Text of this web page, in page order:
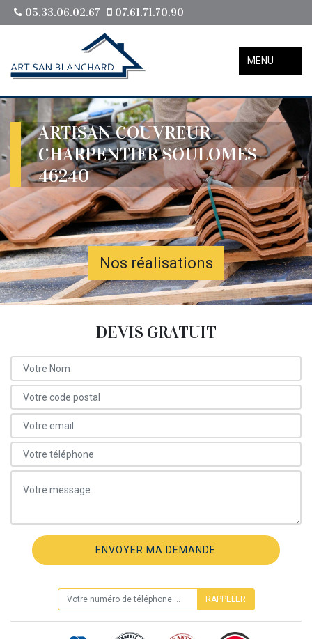
05.33.06.02.67 07.61.71.70.90
MENU
ARTISAN COUVREUR
CHARPENTIER SOULOMES
46240
Nos réalisations
DEVIS GRATUIT